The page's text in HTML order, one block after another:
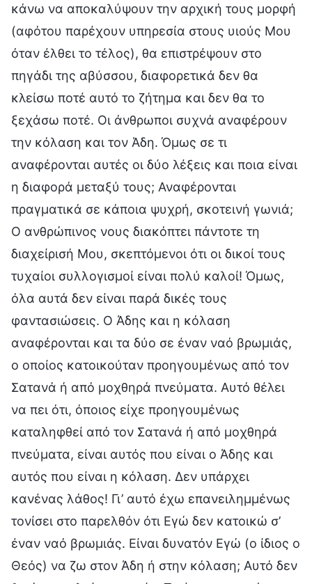
κάνω να αποκαλύψουν την αρχική τους μορφή
(αφότου παρέχουν υπηρεσία στους υιούς Μου
όταν έλθει το τέλος), θα επιστρέψουν στο
πηγάδι της αβύσσου, διαφορετικά δεν θα
κλείσω ποτέ αυτό το ζήτημα και δεν θα το
ξεχάσω ποτέ. Οι άνθρωποι συχνά αναφέρουν
την κόλαση και τον Άδη. Όμως σε τι
αναφέρονται αυτές οι δύο λέξεις και ποια είναι
η διαφορά μεταξύ τους; Αναφέρονται
πραγματικά σε κάποια ψυχρή, σκοτεινή γωνιά;
Ο ανθρώπινος νους διακόπτει πάντοτε τη
διαχείρισή Μου, σκεπτόμενοι ότι οι δικοί τους
τυχαίοι συλλογισμοί είναι πολύ καλοί! Όμως,
όλα αυτά δεν είναι παρά δικές τους
φαντασιώσεις. Ο Άδης και η κόλαση
αναφέρονται και τα δύο σε έναν ναό βρωμιάς,
ο οποίος κατοικούταν προηγουμένως από τον
Σατανά ή από μοχθηρά πνεύματα. Αυτό θέλει
να πει ότι, όποιος είχε προηγουμένως
καταληφθεί από τον Σατανά ή από μοχθηρά
πνεύματα, είναι αυτός που είναι ο Άδης και
αυτός που είναι η κόλαση. Δεν υπάρχει
κανένας λάθος! Γι’ αυτό έχω επανειλημμένως
τονίσει στο παρελθόν ότι Εγώ δεν κατοικώ σ’
έναν ναό βρωμιάς. Είναι δυνατόν Εγώ (ο ίδιος ο
Θεός) να ζω στον Άδη ή στην κόλαση; Αυτό δεν